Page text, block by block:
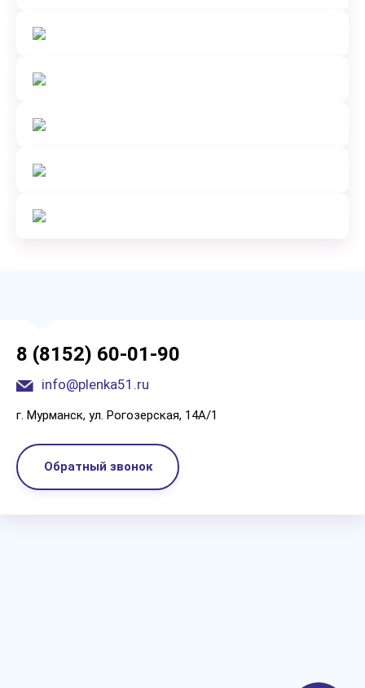
8 (8152) 60-01-90
info@plenka51.ru
г. Мурманск, ул. Рогозерская, 14А/1
Обратный звонок